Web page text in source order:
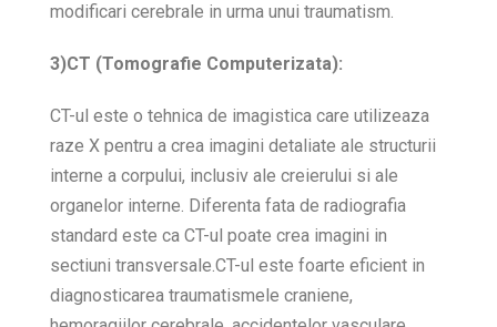
modificari cerebrale in urma unui traumatism.
3)CT (Tomografie Computerizata):
CT-ul este o tehnica de imagistica care utilizeaza
raze X pentru a crea imagini detaliate ale structurii
interne a corpului, inclusiv ale creierului si ale
organelor interne. Diferenta fata de radiografia
standard este ca CT-ul poate crea imagini in
sectiuni transversale.CT-ul este foarte eficient in
diagnosticarea traumatismele craniene,